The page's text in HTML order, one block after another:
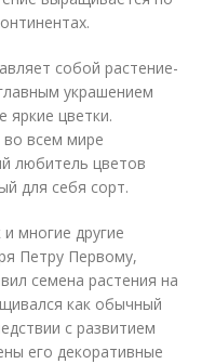
собой растение-
украшением
яркие цветки.
во всем мире
любитель цветов
для себя сорт.
многие другие
Петру Первому,
семена растения на
как обычный
с развитием
его декоративные